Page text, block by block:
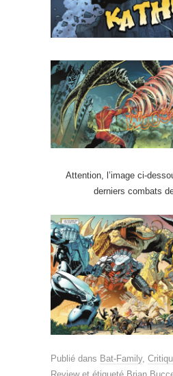
Attention, l’image ci-
derniers combats
Publié dans Bat-Family,